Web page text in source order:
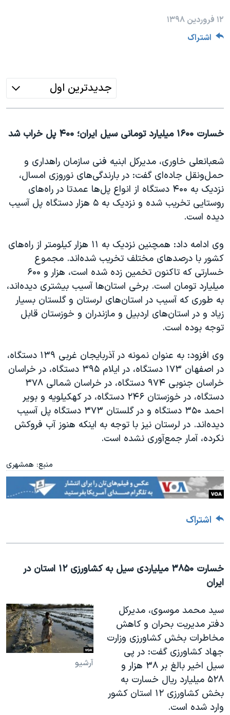
تریبونال مردمی آبان ۹۸
دادگاه حمید نوری
چهل سال گروگان‌گیری
قانون شفافیت دارائی کادر رهبری ایران
اعتراضات مردمی آبان ۹۸
نرگس محمدی برنده جایزه نوبل صلح
همایش محافظه‌کاران آمریکا «سی‌پک»
صفحه‌های ویژه
سفر پرزیدنت ترامپ به چین
۱۲ فروردین ۱۳۹۸
اشتراک
جدیدترین اول
خسارت ۱۶۰۰ میلیارد تومانی سیل ایران؛ ۴۰۰ پل خراب شد
شعبانعلی خاوری، مدیرکل ابنیه فنی سازمان راهداری و
حمل‌ونقل جاده‌ای گفت: در بارندگی‌های نوروزی امسال،
نزدیک به ۴۰۰ دستگاه از انواع پل‌ها عمدتا در راه‌های
روستایی تخریب شده و نزدیک به ۵ هزار دستگاه پل آسیب
دیده است.
وی ادامه داد: همچنین نزدیک به ۱۱ هزار کیلومتر از راه‌های
کشور با درصدهای مختلف تخریب شده‌اند. مجموع
خسارتی که تاکنون تخمین زده شده است، هزار و ۶۰۰
میلیارد تومان است. برخی استان‌ها آسیب بیشتری دیده‌اند،
به طوری که آسیب در استان‌های لرستان و گلستان بسیار
زیاد و در استان‌های اردبیل و مازندران و خوزستان قابل
توجه بوده است.
وی افزود: به عنوان نمونه در آذربایجان غربی ۱۳۹ دستگاه،
در اصفهان ۱۷۳ دستگاه، در ایلام ۳۹۵ دستگاه، در خراسان
خراسان جنوبی ۹۷۴ دستگاه، در خراسان شمالی ۳۷۸
دستگاه، در خوزستان ۲۴۶ دستگاه، در کهکیلویه و بویر
احمد ۳۵۰ دستگاه و در گلستان ۳۷۳ دستگاه پل آسیب
دیده‌اند. در لرستان نیز با توجه به اینکه هنوز آب فروکش
نکرده، آمار جمع‌آوری نشده است.
منبع: همشهری
اشتراک
خسارت ۳۸۵۰ میلیاردی سیل به کشاورزی ۱۲ استان در
ایران
آرشیو
سید محمد موسوی، مدیرکل
دفتر مدیریت بحران و کاهش
مخاطرات بخش کشاورزی وزارت
جهاد کشاورزی گفت: در پی
سیل اخیر بالغ بر ۳۸ هزار و
۵۲۸ میلیارد ریال خسارت به
بخش کشاورزی ۱۲ استان کشور
وارد شده است.